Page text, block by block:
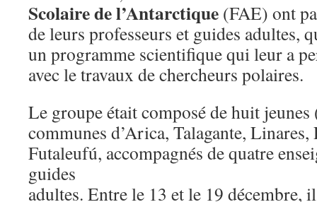
Scolaire de l’Antarctique (FAE) ont
de leurs professeurs et guides adultes,
un programme scientifique qui leur a
avec le travaux de chercheurs polaires.
Le groupe était composé de huit jeunes
communes d’Arica, Talagante,
Futaleufú, accompagnés de quatre
guides
adultes. Entre le 13 et le 19 décembre,